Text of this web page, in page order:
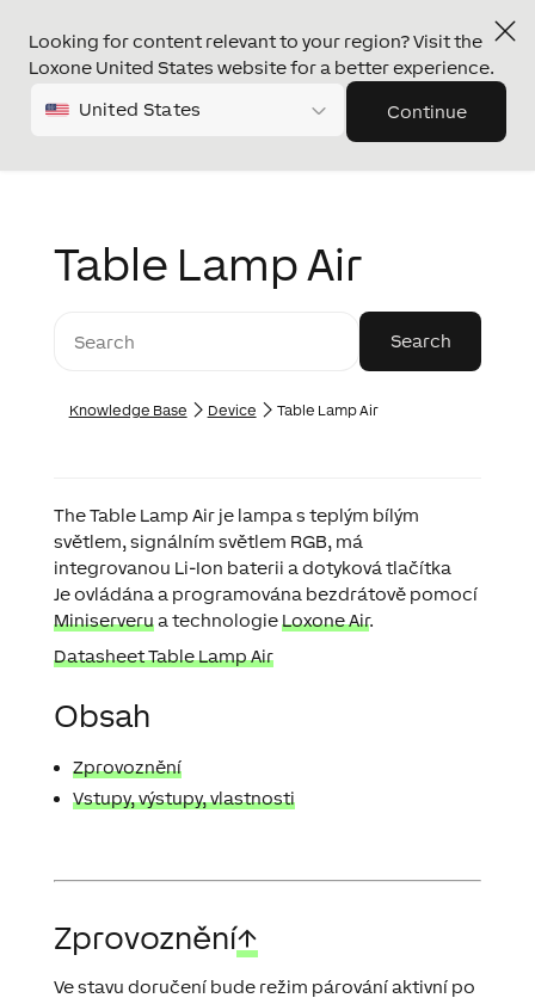
Looking for content relevant to your region? Visit the
Loxone United States website for a better experience.
United States Continue
Table Lamp Air
Knowledge Base Device Table Lamp Air
The Table Lamp Air je lampa s teplým bílým
světlem, signálním světlem RGB, má
integrovanou Li-Ion baterii a dotyková tlačítka
Je ovládána a programována bezdrátově pomocí
Miniserverua technologieLoxone Air.
Datasheet Table Lamp Air
Obsah
Zprovoznění
Vstupy, výstupy, vlastnosti
Zprovoznění↑
Ve stavu doručení bude režim párování aktivní po